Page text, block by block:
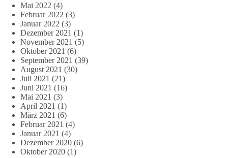
Mai 2022 (4)
Februar 2022 (3)
Januar 2022 (3)
Dezember 2021 (1)
November 2021 (5)
Oktober 2021 (6)
September 2021 (39)
August 2021 (30)
Juli 2021 (21)
Juni 2021 (16)
Mai 2021 (3)
April 2021 (1)
März 2021 (6)
Februar 2021 (4)
Januar 2021 (4)
Dezember 2020 (6)
Oktober 2020 (1)